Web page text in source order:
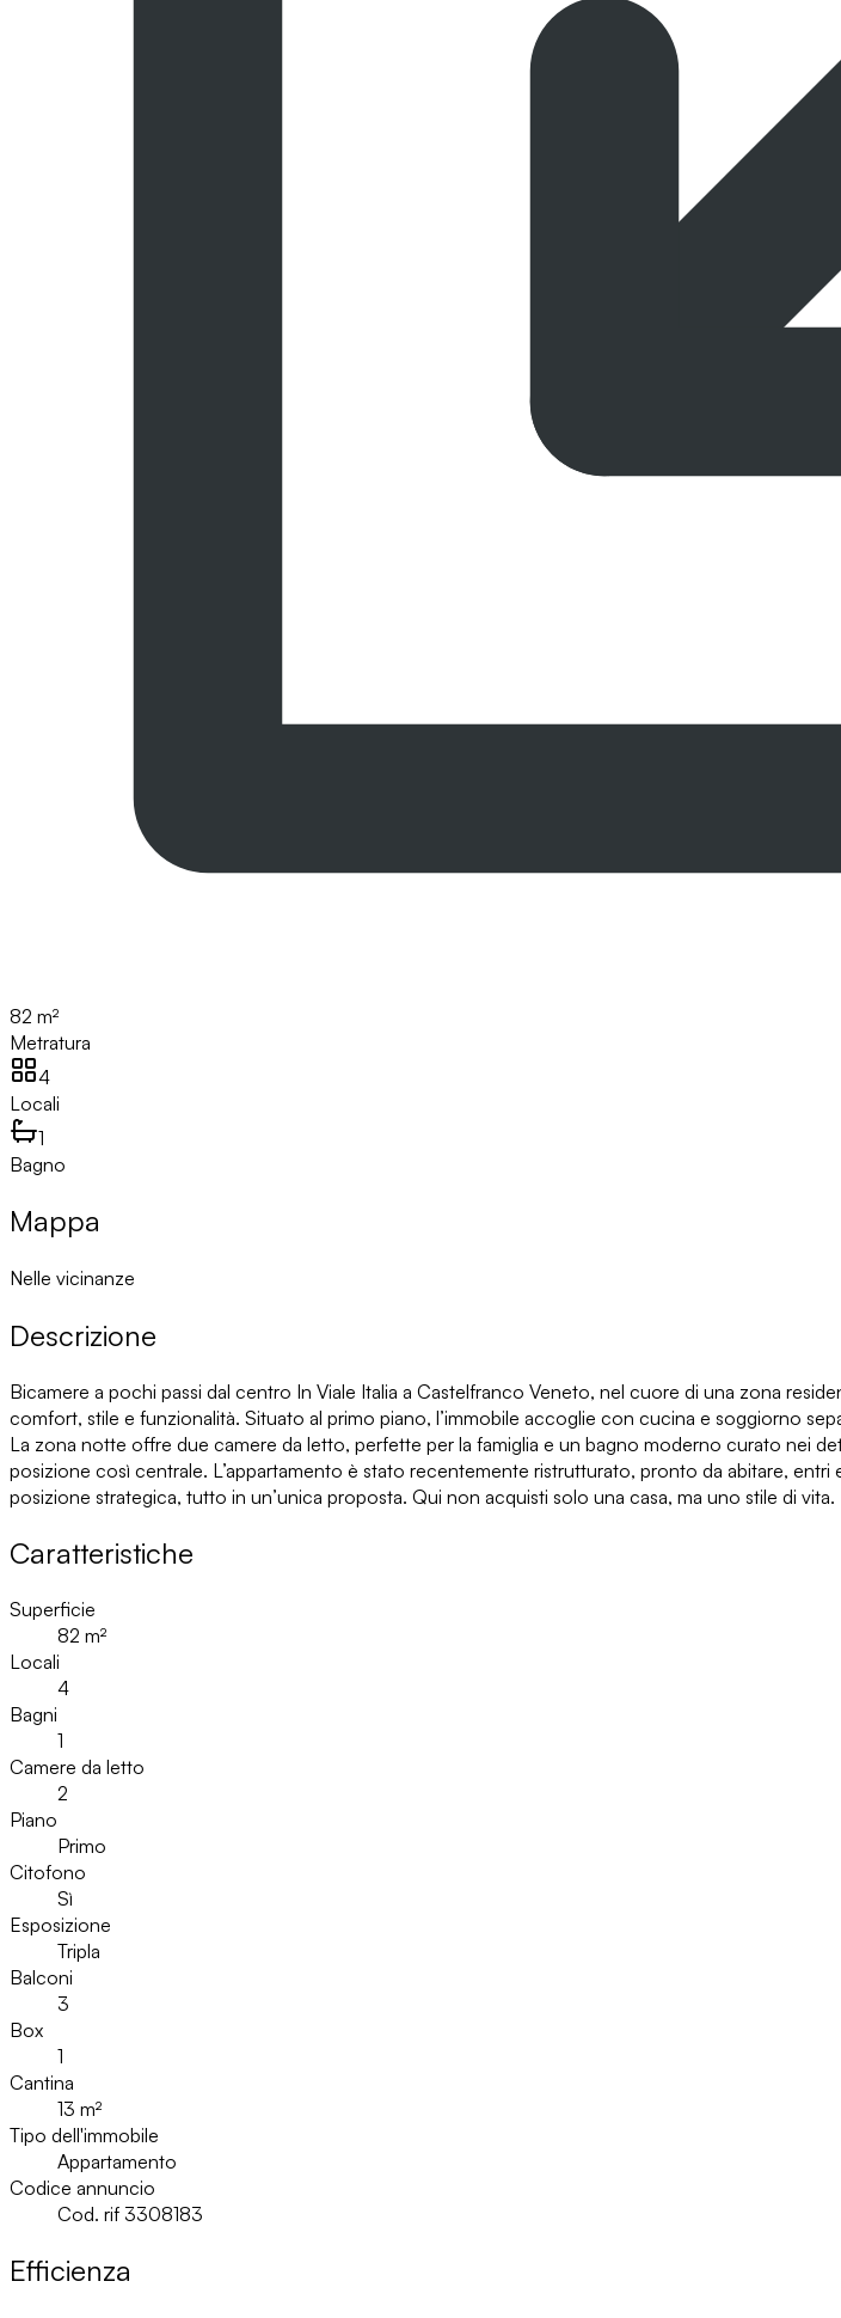
82 m²
Metratura
4
Locali
1
Bagno
Mappa
Nelle vicinanze
Descrizione
Bicamere a pochi passi dal centro In Viale Italia a Castelfranco Veneto, nel cuore di una zona
comfort, stile e funzionalità. Situato al primo piano, l’immobile accoglie con cucina e soggiorno
La zona notte offre due camere da letto, perfette per la famiglia e un bagno moderno curato nei
posizione così centrale. L’appartamento è stato recentemente ristrutturato, pronto da abitare,
posizione strategica, tutto in un’unica proposta. Qui non acquisti solo una casa, ma uno stile di vita.
Caratteristiche
Superficie
82 m²
Locali
4
Bagni
1
Camere da letto
2
Piano
Primo
Citofono
Sì
Esposizione
Tripla
Balconi
3
Box
1
Cantina
13 m²
Tipo dell'immobile
Appartamento
Codice annuncio
Cod. rif 3308183
Efficienza